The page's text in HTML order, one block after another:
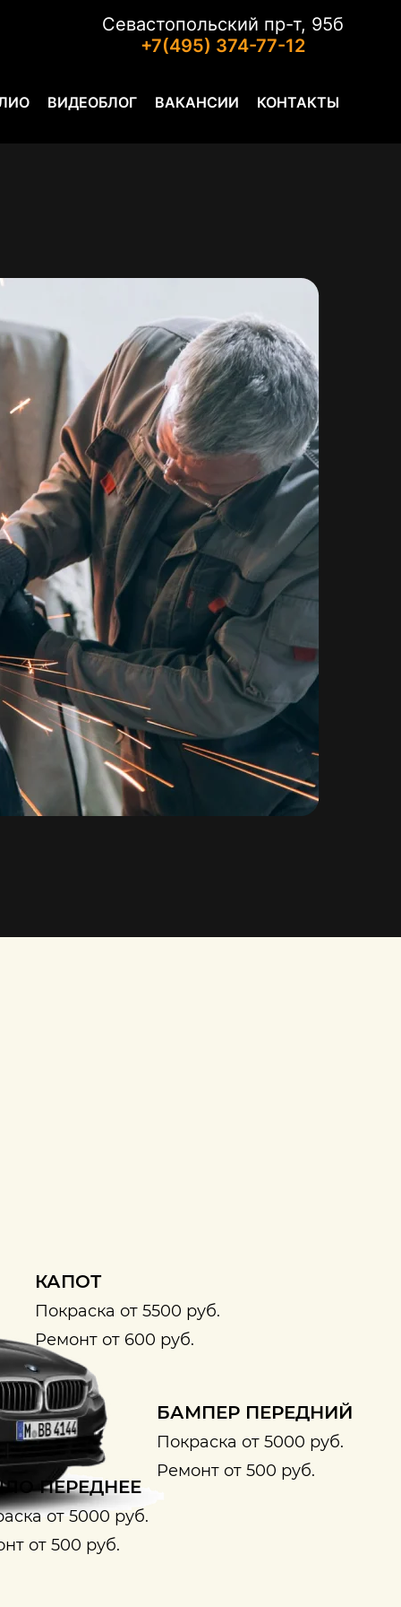
Севастопольский пр-т, 95б
+7(495) 374-77-12
ВИДЕОБЛОГ ВАКАНСИИ КОНТАКТЫ
КАПОТ
Покраска от 5500 руб.
Ремонт от 600 руб.
БАМПЕР ПЕРЕДНИЙ
Покраска от 5000 руб.
Ремонт от 500 руб.
ПЕРЕДНЕЕ
от 5000 руб.
от 500 руб.